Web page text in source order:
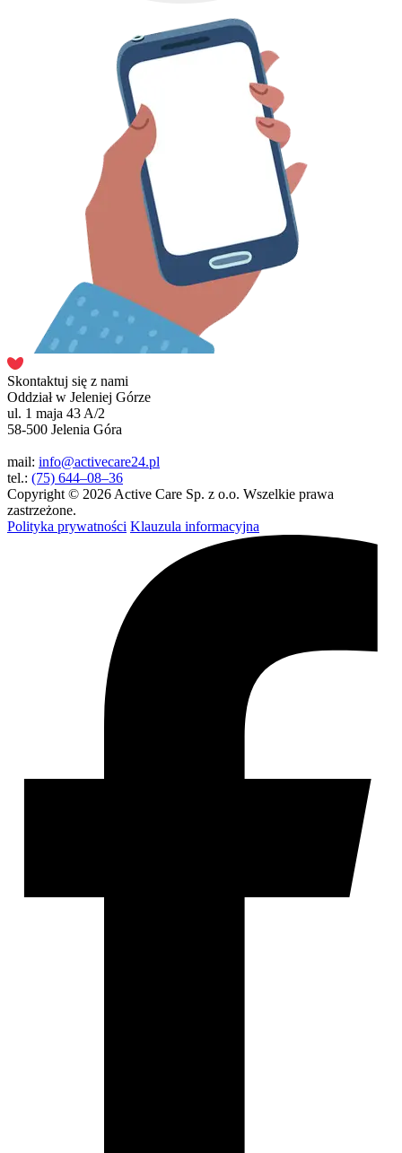
Skontaktuj się z nami
Oddział w Jeleniej Górze
ul. 1 maja 43 A/2
58-500 Jelenia Góra
mail: info@activecare24.pl
tel.: (75) 644–08–36
Copyright © 2026 Active Care Sp. z o.o. Wszelkie prawa
zastrzeżone.
Polityka prywatności Klauzula informacyjna